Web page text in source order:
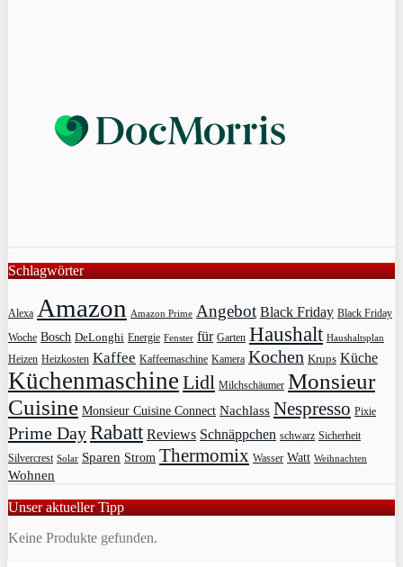
Schlagwörter
Alexa Amazon Amazon Prime Angebot Black Friday Black Friday
Woche Bosch DeLonghi Energie Fenster für Garten Haushalt Haushaltsplan
Heizen Heizkosten Kaffee Kaffeemaschine Kamera Kochen Krups Küche
Küchenmaschine Lidl Milchschäumer Monsieur
Cuisine Monsieur Cuisine Connect Nachlass Nespresso Pixie
Prime DayRabatt Reviews Schnäppchen schwarz Sicherheit
Silvercrest Solar Sparen Strom Thermomix Wasser Watt Weihnachten
Wohnen
Unser aktueller Tipp
Keine Produkte gefunden.